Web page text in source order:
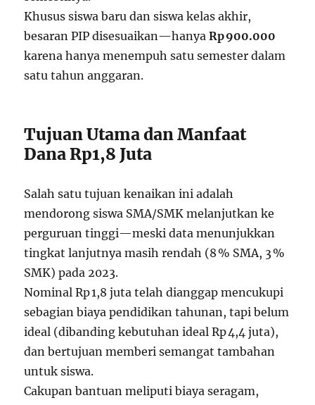
Khusus siswa baru dan siswa kelas akhir,
besaran PIP disesuaikan—hanyaRp 900.000
karena hanya menempuh satu semester dalam
satu tahun anggaran.
Tujuan Utama dan Manfaat
Dana Rp1,8 Juta
Salah satu tujuan kenaikan ini adalah
mendorong siswa SMA/SMK melanjutkan ke
perguruan tinggi—meski data menunjukkan
tingkat lanjutnya masih rendah (8 % SMA, 3 %
SMK) pada 2023.
Nominal Rp 1,8 juta telah dianggap mencukupi
sebagian biaya pendidikan tahunan, tapi belum
ideal (dibanding kebutuhan ideal Rp 4,4 juta),
dan bertujuan memberi semangat tambahan
untuk siswa.
Cakupan bantuan meliputi biaya seragam,